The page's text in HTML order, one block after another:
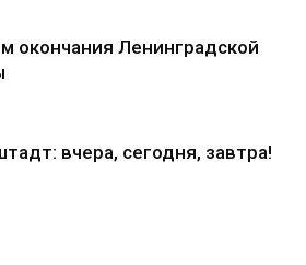
окончания Ленинградской
вчера, сегодня, завтра!